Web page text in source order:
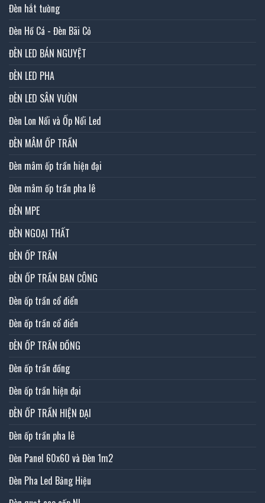
Đèn hắt tường
Đèn Hồ Cá - Đèn Bãi Cỏ
ĐÈN LED BÁN NGUYỆT
ĐÈN LED PHA
ĐÈN LED SÂN VƯỜN
Đèn Lon Nổi và Ốp Nổi Led
ĐÈN MÂM ỐP TRẦN
Đèn mâm ốp trần hiện đại
Đèn mâm ốp trần pha lê
ĐÈN MPE
ĐÈN NGOẠI THẤT
ĐÈN ỐP TRẦN
ĐÈN ỐP TRẦN BAN CÔNG
Đèn ốp trần cổ điển
Đèn ốp trần cổ điển
ĐÈN ỐP TRẦN ĐỒNG
Đèn ốp trần đồng
Đèn ốp trần hiện đại
ĐÈN ỐP TRẦN HIỆN ĐẠI
Đèn ốp trần pha lê
Đèn Panel 60x60 và Đèn 1m2
Đèn Pha Led Bảng Hiệu